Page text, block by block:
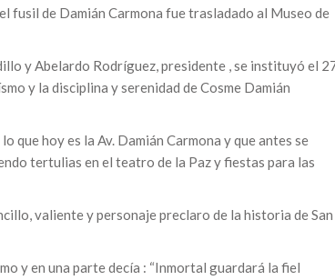
fusil de Damián Carmona fue trasladado al Museo de
y Abelardo Rodríguez, presidente , se instituyó el
y la disciplina y serenidad de Cosme Damián
que hoy es la Av. Damián Carmona y que antes se
tertulias en el teatro de la Paz y fiestas para las
valiente y personaje preclaro de la historia de San
y en una parte decía : “Inmortal guardará la fiel